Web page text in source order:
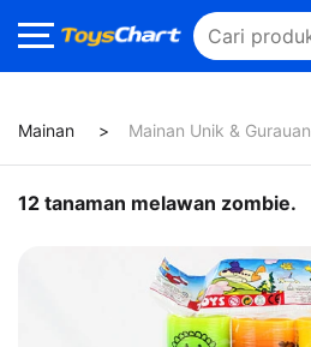
Mainan Mainan Unik & Gurauan
12 tanaman melawan zombie.